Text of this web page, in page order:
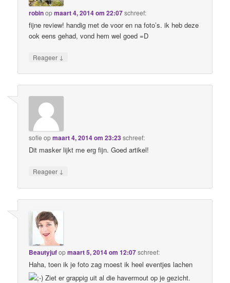
robinopmaart 4, 2014 om 22:07schreef:
fijne review! handig met de voor en na foto’s. ik heb deze
ook eens gehad, vond hem wel goed =D
Reageer ↓
sofie opmaart 4, 2014 om 23:23schreef:
Dit masker lijkt me erg fijn. Goed artikel!
Reageer ↓
Beautyjufopmaart 5, 2014 om 12:07schreef:
Haha, toen ik je foto zag moest ik heel eventjes lachen
Ziet er grappig uit al die havermout op je gezicht.